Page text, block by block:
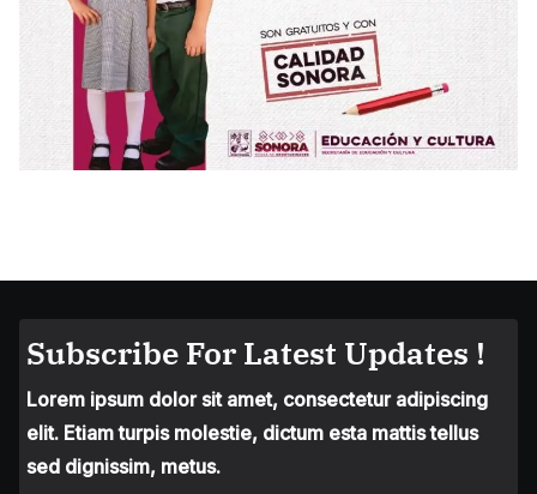
Subscribe For Latest Updates !
Lorem ipsum dolor sit amet, consectetur adipiscing
elit. Etiam turpis molestie, dictum esta mattis tellus
sed dignissim, metus.